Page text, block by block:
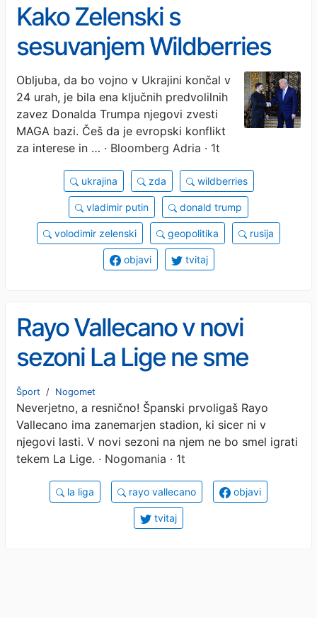
Kako Zelenski s
sesuvanjem Wildberries
izčrpava Putinov vojni stroj
in snubi Trumpa
Obljuba, da bo vojno v Ukrajini končal v
24 urah, je bila ena ključnih predvolilnih
zavez Donalda Trumpa njegovi zvesti
MAGA bazi. Češ da je evropski konflikt
za interese in … · Bloomberg Adria · 1t
ukrajina zda wildberries
vladimir putin donald trump
volodimir zelenski geopolitika rusija
objavi tvitaj
Rayo Vallecano v novi
sezoni La Lige ne sme
igrati na svojem stadionu:
Zanikrn objekt je poln
smeti in podgan!
Šport / Nogomet
Neverjetno, a resnično! Španski prvoligaš Rayo
Vallecano ima zanemarjen stadion, ki sicer ni v
njegovi lasti. V novi sezoni na njem ne bo smel igrati
tekem La Lige. · Nogomania · 1t
la liga rayo vallecano objavi
tvitaj